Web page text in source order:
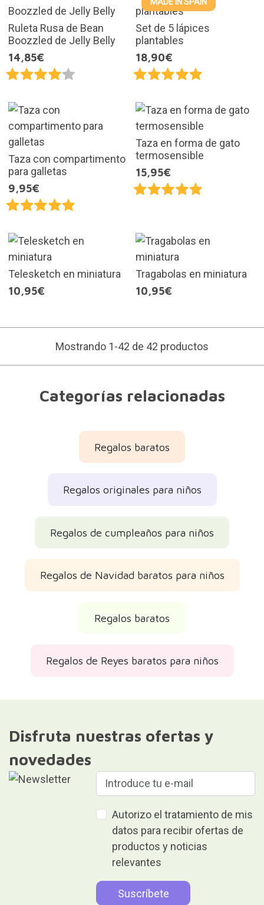
Ruleta Rusa de Bean
Boozzled de Jelly Belly
14,85€
Set de 5 lápices
plantables
18,90€
Taza con compartimento
para galletas
9,95€
Taza en forma de gato
termosensible
15,95€
Telesketch en miniatura
10,95€
Tragabolas en miniatura
10,95€
Mostrando 1-42 de 42 productos
Categorías relacionadas
Regalos baratos
Regalos originales para niños
Regalos de cumpleaños para niños
Regalos de Navidad baratos para niños
Regalos baratos
Regalos de Reyes baratos para niños
Disfruta nuestras ofertas y
novedades
Autorizo el tratamiento de mis
datos para recibir ofertas de
productos y noticias
relevantes